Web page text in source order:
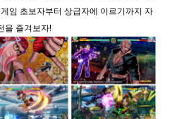
임 초보자부터 상급자에 이르기까지 자
을 즐겨보자!